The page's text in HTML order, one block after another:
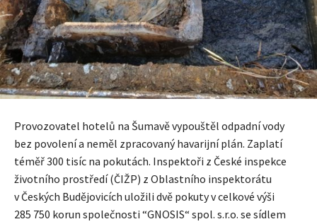
Provozovatel hotelů na Šumavě vypouštěl odpadní vody
bez povolení a neměl zpracovaný havarijní plán. Zaplatí
téměř 300 tisíc na pokutách. Inspektoři z České inspekce
životního prostředí (ČIŽP) z Oblastního inspektorátu
v Českých Budějovicích uložili dvě pokuty v celkové výši
285 750 korun společnosti “GNOSIS“ spol. s.r.o. se sídlem